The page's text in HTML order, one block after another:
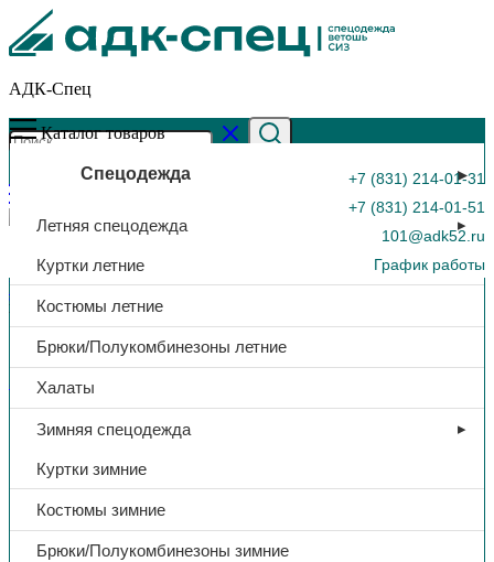
АДК-Спец
+7 (831) 214-01-31
+7 (831) 214-01-51
101@adk52.ru
График работы
0
Каталог товаров
Спецодежда
Летняя спецодежда
Куртки летние
Костюмы летние
Брюки/Полукомбинезоны летние
Халаты
Зимняя спецодежда
Куртки зимние
Костюмы зимние
Брюки/Полукомбинезоны зимние
Главная страница»Каталог»Костюм утеп. «Нефтяник»,
куртка/пк, тк. Смесовая с антистат. нитью, (синий)
Зимняя спецодежда
Костюм утеп. «Нефтяник»,
куртка/пк, тк. Смесовая с
антистат. нитью, (синий)